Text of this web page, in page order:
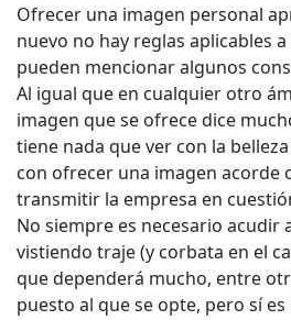
Ofrecer una imagen personal
nuevo no hay reglas aplicables
pueden mencionar algunos
Al igual que en cualquier otro
imagen que se ofrece dice
tiene nada que ver con la
con ofrecer una imagen acorde
transmitir la empresa en
No siempre es necesario acudir
vistiendo traje (y corbata en el
que dependerá mucho, entre
puesto al que se opte, pero sí